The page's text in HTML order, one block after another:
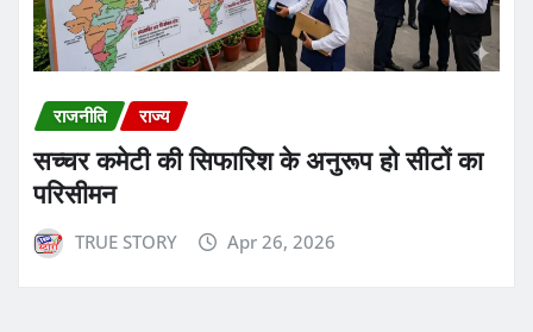
राजनीति राज्य
सच्चर कमेटी की सिफारिश के अनुरूप हो सीटों का
परिसीमन
TRUE STORY Apr 26, 2026